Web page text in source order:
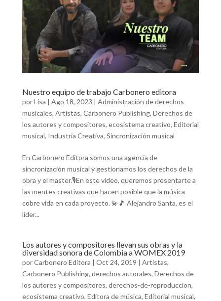
Nuestro equipo de trabajo Carbonero editora
porLisa | Ago 18, 2023 | Administración de derechos
musicales, Artistas, Carbonero Publishing, Derechos de
los autores y compositores, ecosistema creativo, Editorial
musical, Industria Creativa, Sincronización musical
En Carbonero Editora somos una agencia de
sincronización musical y gestionamos los derechos de la
obra y el master.🎙️En este video, queremos presentarte a
las mentes creativas que hacen posible que la música
cobre vida en cada proyecto. 💫🎵 Alejandro Santa, es el
líder...
Los autores y compositores llevan sus obras y la
diversidad sonora de Colombia a WOMEX 2019
porCarbonero Editora | Oct 24, 2019 | Artistas,
Carbonero Publishing, derechos autorales, Derechos de
los autores y compositores, derechos-de-reproduccion,
ecosistema creativo, Editora de música, Editorial musical,